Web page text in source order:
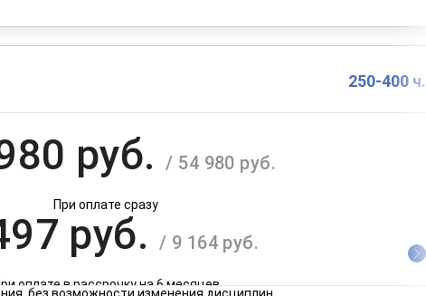
250-400 ч.
руб./ 54 980 руб.
При оплате сразу
руб. / 9 164 руб.
оплате в рассрочку на 6 месяцев